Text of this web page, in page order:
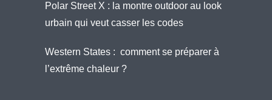
Polar Street X : la montre outdoor au look
urbain qui veut casser les codes
Western States : comment se préparer à
l’extrême chaleur ?